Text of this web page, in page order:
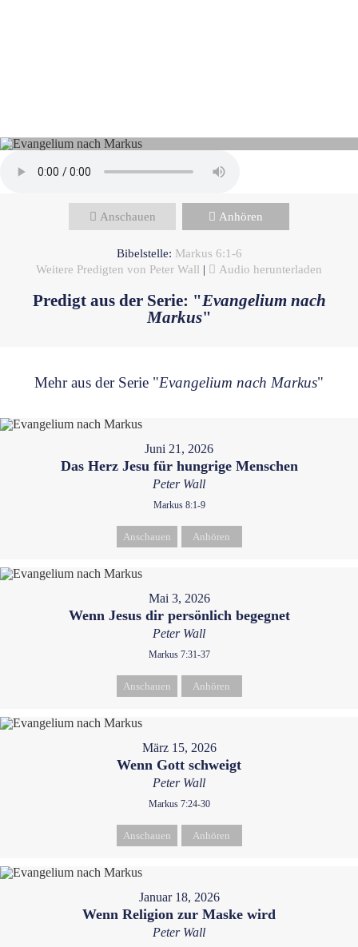
Anschauen Anhören
Bibelstelle: Markus 6:1-6
Weitere Predigten von Peter Wall | Audio herunterladen
Predigt aus der Serie: "Evangelium nach
Markus"
Mehr aus der Serie "Evangelium nach Markus"
Juni 21, 2026
Das Herz Jesu für hungrige Menschen
Peter Wall
Markus 8:1-9
Anschauen Anhören
Mai 3, 2026
Wenn Jesus dir persönlich begegnet
Peter Wall
Markus 7:31-37
Anschauen Anhören
März 15, 2026
Wenn Gott schweigt
Peter Wall
Markus 7:24-30
Anschauen Anhören
Januar 18, 2026
Wenn Religion zur Maske wird
Peter Wall